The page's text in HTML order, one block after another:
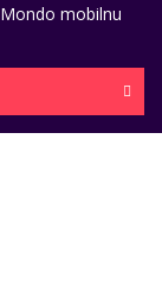
mobilnu